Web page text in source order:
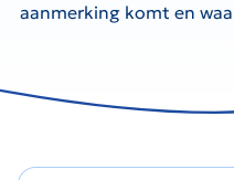
aanmerking komt en